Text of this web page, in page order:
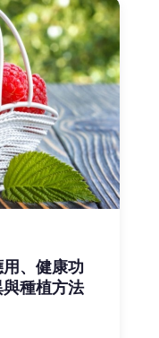
、健康功
種植方法